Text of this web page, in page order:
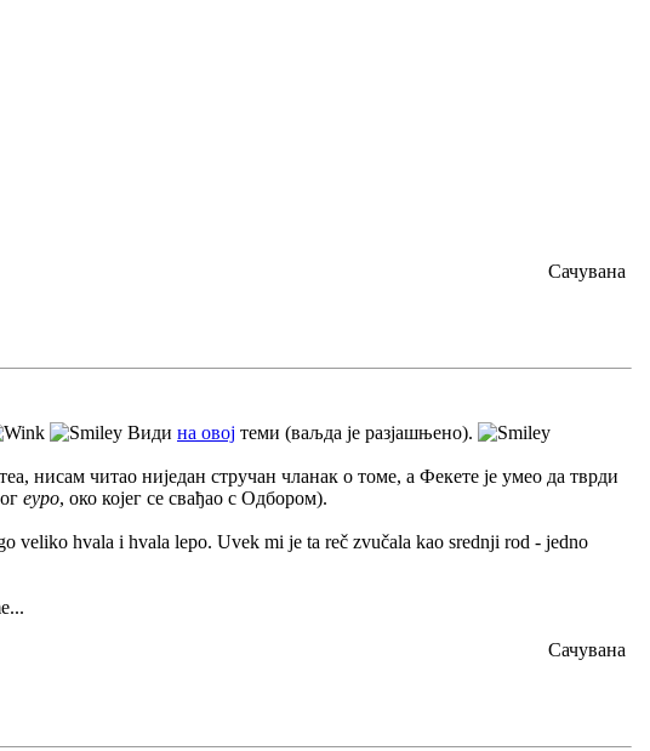
Сачувана
Види на овој теми (ваљда је разјашњено).
нисам читао ниједан стручан чланак о томе, а Фекете је умео да тврди
еуро, око којег се свађао с Одбором).
veliko hvala i hvala lepo. Uvek mi je ta reč zvučala kao srednji rod - jedno
Сачувана